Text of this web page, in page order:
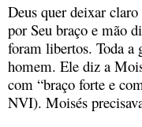
Deus quer deixar
por Seu braço e mão
foram libertos. Toda a
homem. Ele diz a
com “braço forte e
NVI). Moisés